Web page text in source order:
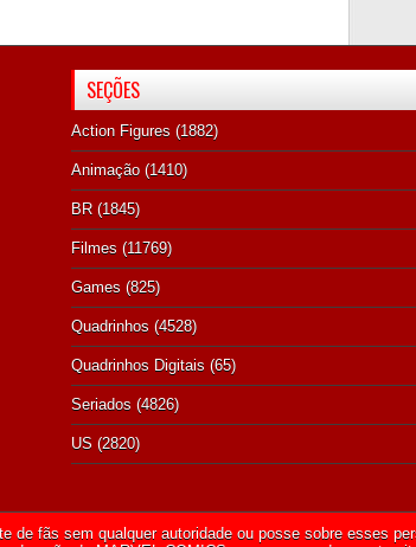
SEÇÕES
Action Figures (1882)
Animação (1410)
BR (1845)
Filmes (11769)
Games (825)
Quadrinhos (4528)
Quadrinhos Digitais (65)
Seriados (4826)
US (2820)
de fãs sem qualquer autoridade ou posse sobre esses